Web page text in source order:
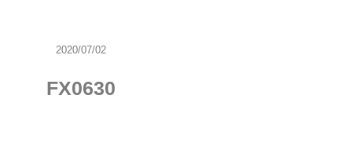
2020/07/02
FX0630